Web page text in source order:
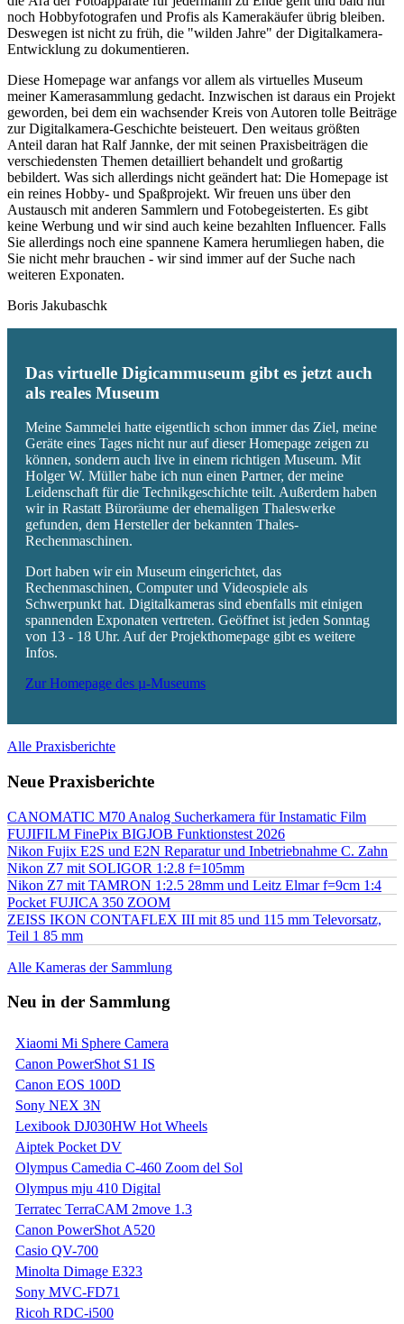
noch Hobbyfotografen und Profis als Kamerakäufer übrig bleiben.
Deswegen ist nicht zu früh, die "wilden Jahre" der Digitalkamera-
Entwicklung zu dokumentieren.
Diese Homepage war anfangs vor allem als virtuelles Museum
meiner Kamerasammlung gedacht. Inzwischen ist daraus ein Projekt
geworden, bei dem ein wachsender Kreis von Autoren tolle Beiträge
zur Digitalkamera-Geschichte beisteuert. Den weitaus größten
Anteil daran hat Ralf Jannke, der mit seinen Praxisbeiträgen die
verschiedensten Themen detailliert behandelt und großartig
bebildert. Was sich allerdings nicht geändert hat: Die Homepage ist
ein reines Hobby- und Spaßprojekt. Wir freuen uns über den
Austausch mit anderen Sammlern und Fotobegeisterten. Es gibt
keine Werbung und wir sind auch keine bezahlten Influencer. Falls
Sie allerdings noch eine spannene Kamera herumliegen haben, die
Sie nicht mehr brauchen - wir sind immer auf der Suche nach
weiteren Exponaten.
Boris Jakubaschk
Das virtuelle Digicammuseum gibt es jetzt auch
als reales Museum
Meine Sammelei hatte eigentlich schon immer das Ziel, meine
Geräte eines Tages nicht nur auf dieser Homepage zeigen zu
können, sondern auch live in einem richtigen Museum. Mit
Holger W. Müller habe ich nun einen Partner, der meine
Leidenschaft für die Technikgeschichte teilt. Außerdem haben
wir in Rastatt Büroräume der ehemaligen Thaleswerke
gefunden, dem Hersteller der bekannten Thales-
Rechenmaschinen.
Dort haben wir ein Museum eingerichtet, das
Rechenmaschinen, Computer und Videospiele als
Schwerpunkt hat. Digitalkameras sind ebenfalls mit einigen
spannenden Exponaten vertreten. Geöffnet ist jeden Sonntag
von 13 - 18 Uhr. Auf der Projekthomepage gibt es weitere
Infos.
Zur Homepage des µ-Museums
Alle Praxisberichte
Neue Praxisberichte
CANOMATIC M70 Analog Sucherkamera für Instamatic Film
FUJIFILM FinePix BIGJOB Funktionstest 2026
Nikon Fujix E2S und E2N Reparatur und Inbetriebnahme C. Zahn
Nikon Z7 mit SOLIGOR 1:2.8 f=105mm
Nikon Z7 mit TAMRON 1:2.5 28mm und Leitz Elmar f=9cm 1:4
Pocket FUJICA 350 ZOOM
ZEISS IKON CONTAFLEX III mit 85 und 115 mm Televorsatz,
Teil 1 85 mm
Alle Kameras der Sammlung
Neu in der Sammlung
Xiaomi Mi Sphere Camera
Canon PowerShot S1 IS
Canon EOS 100D
Sony NEX 3N
Lexibook DJ030HW Hot Wheels
Aiptek Pocket DV
Olympus Camedia C-460 Zoom del Sol
Olympus mju 410 Digital
Terratec TerraCAM 2move 1.3
Canon PowerShot A520
Casio QV-700
Minolta Dimage E323
Sony MVC-FD71
Ricoh RDC-i500